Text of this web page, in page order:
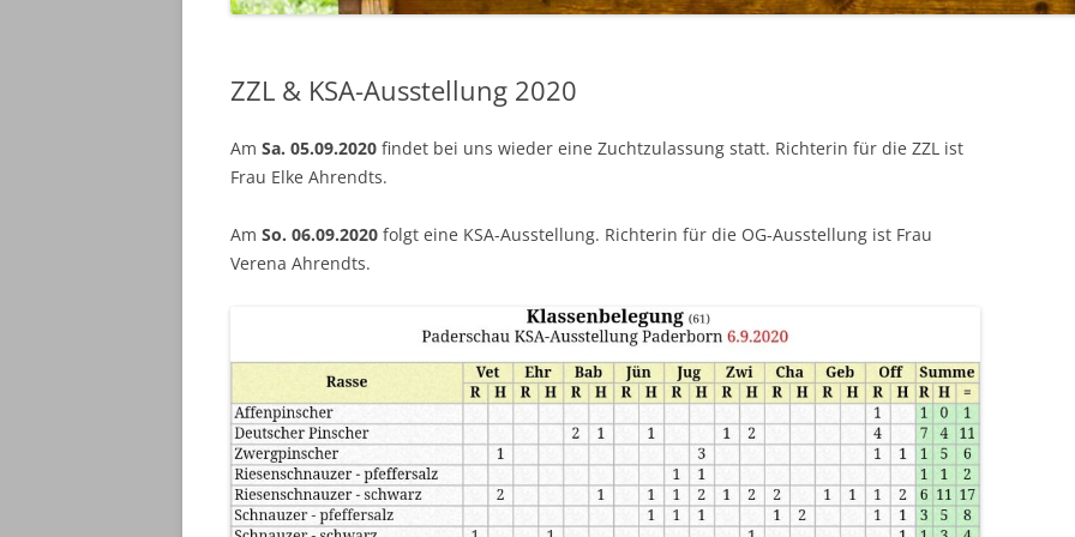
ZZL & KSA-Ausstellung 2020
Am Sa. 05.09.2020 findet bei uns wieder eine Zuchtzulassung statt. Richterin für die ZZL ist
Frau Elke Ahrendts.
Am So. 06.09.2020 folgt eine KSA-Ausstellung. Richterin für die OG-Ausstellung ist Frau
Verena Ahrendts.